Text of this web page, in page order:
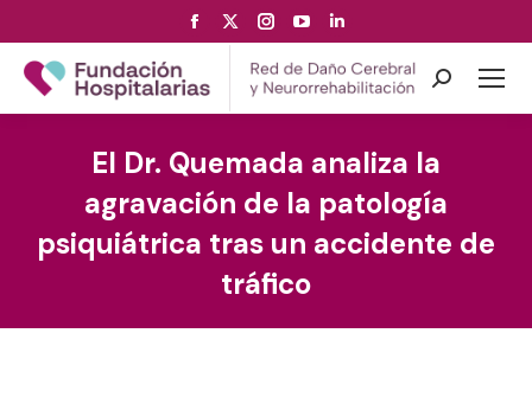
Facebook
page
opens
in
window
page
opens
in
window
Instagram
page
opens
in
window
YouTube
page
opens
in
window
page
opens
in
window
Search:
El Dr. Quemada analiza la
agravación de la patología
psiquiátrica tras un accidente de
tráfico